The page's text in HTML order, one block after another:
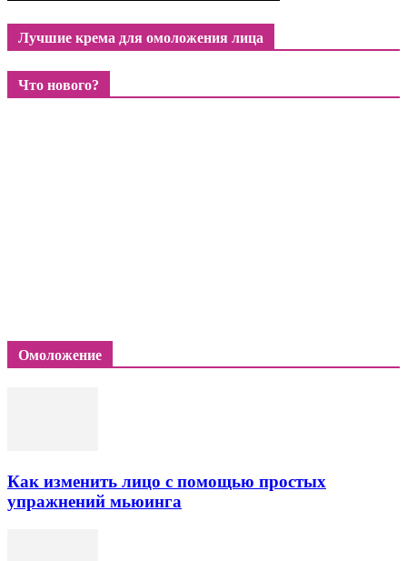
Лучшие крема для омоложения лица
Что нового?
Омоложение
Как изменить лицо с помощью простых
упражнений мьюинга